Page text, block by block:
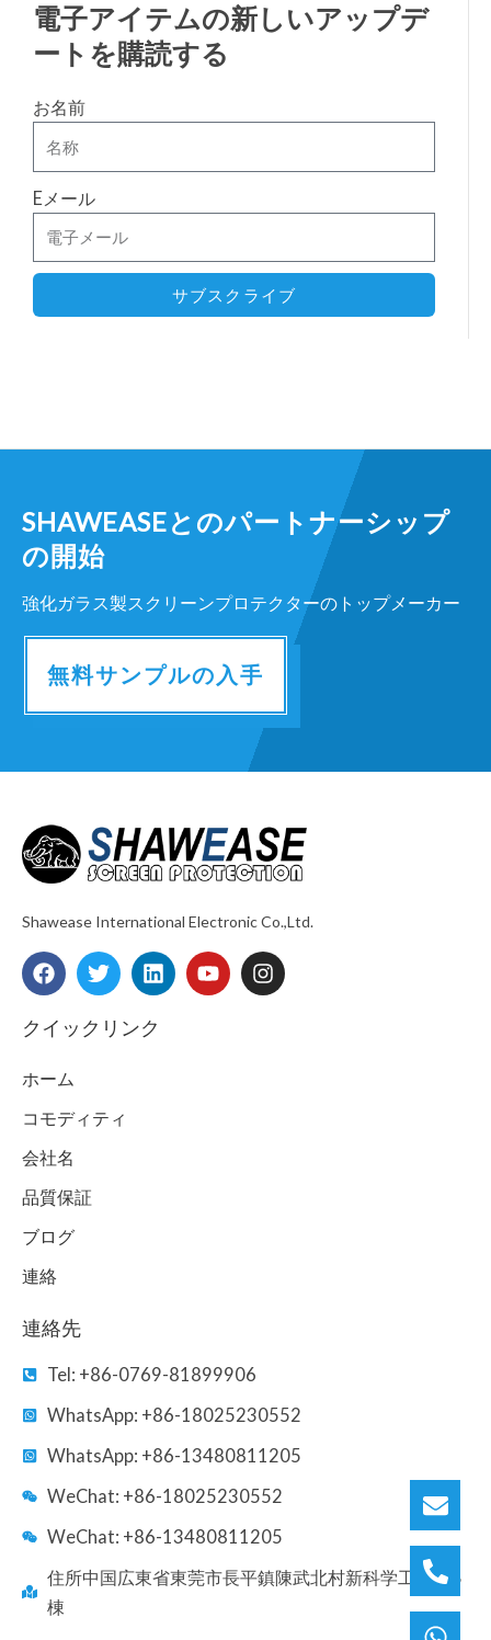
電子アイテムの新しいアップデ
ートを購読する
お名前
Eメール
サブスクライブ
SHAWEASEとのパートナーシップ
の開始
強化ガラス製スクリーンプロテクターのトップメーカー
無料サンプルの入手
Shawease International Electronic Co.,Ltd.
F
a
e
o
k
T
w
t
L
i
k
Y
o
I
n
クイックリンク
ホーム
コモディティ
会社名
品質保証
ブログ
連絡
連絡先
Tel: +86-0769-81899906
WhatsApp: +86-18025230552
WhatsApp: +86-13480811205
WeChat: +86-18025230552
WeChat: +86-13480811205
住所中国広東省東莞市長平鎮陳武北村新科学工業区B
棟